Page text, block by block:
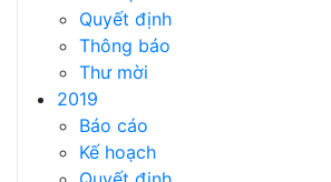
Quyết định
Thông báo
Thư mời
2019
Báo cáo
Kế hoạch